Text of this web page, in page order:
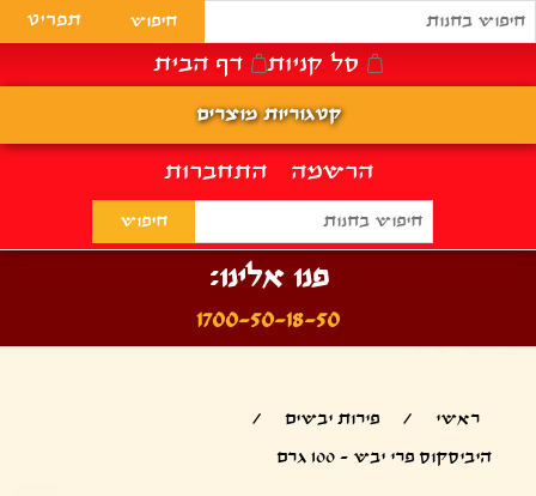
הרשמה התחברות
סל קניות דף הבית
פנו אלינו:
1700-50-18-50
ראשי / פירות יבשים
/
היביסקוס פרי יבש - 100 גרם
תפריט
קטגוריות מוצרים